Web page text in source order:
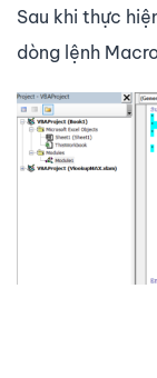
Sau khi thực
dòng lệnh